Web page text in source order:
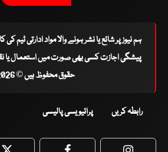
ہم نیوز پر شائع یا نشر ہونے والا مواد ادارتی ٹیم
پیشگی اجازت کسی بھی صورت میں استعمال یا
حقوق محفوظ ہیں © 2026
رابطہ کریں پرائیویسی پالیسی